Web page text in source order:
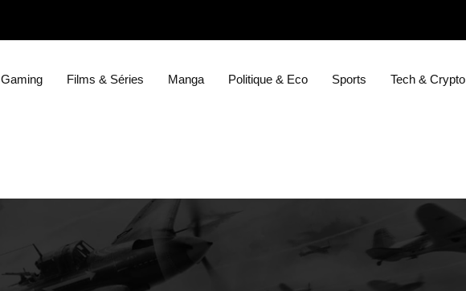
Gaming Films & Séries Manga Politique & Eco Sports Tech & Crypto